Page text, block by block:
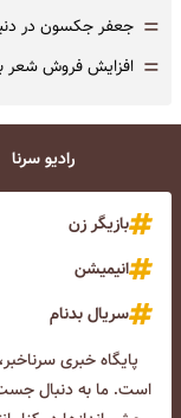
= جعفر جکسون در
= افزایش فروش شعر
رادیو سرنا
بازیگر زن
انیمیشن
سریال بدنام
پایگاه خبری
است. ما به دنبال